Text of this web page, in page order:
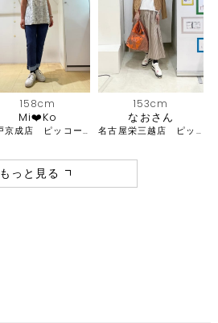
158cm
Mi❤️Ko
水戸京成店 ピッコーネ・ピッコーネクラブ
153cm
なおさん
名古屋栄三越店 ピッコーネ
もっと見る